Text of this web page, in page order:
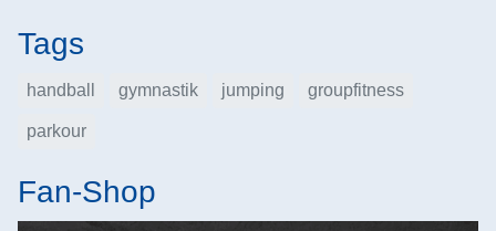
Tags
handball gymnastik jumping groupfitness
parkour
Fan-Shop